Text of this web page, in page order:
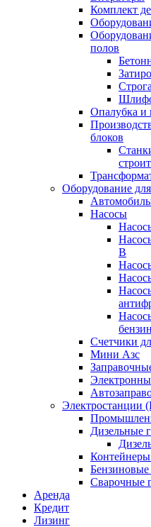
Комплект
полов
Опалубка и
блоков
Оборудование
Насосы
В
Счетчики
Мини Азс
Электростанции
Дизельные
Контейнеры
Бензиновые
Сварочные
Аренда
Кредит
Лизинг